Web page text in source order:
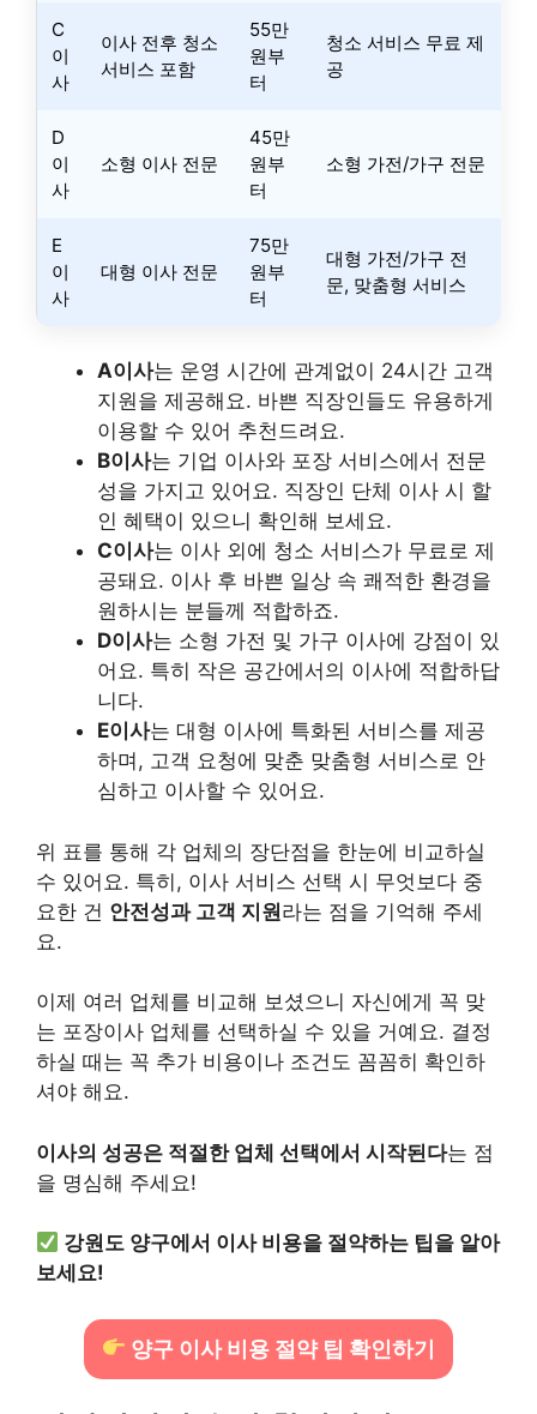
C
이
사
이사 전후 청소
서비스 포함
55만
원부
터
청소 서비스 무료 제
공
D
이
사
소형 이사 전문
45만
원부
터
소형 가전/가구 전문
E
이
사
대형 이사 전문
75만
원부
터
대형 가전/가구 전
문, 맞춤형 서비스
A이사는 운영 시간에 관계없이 24시간 고객
지원을 제공해요. 바쁜 직장인들도 유용하게
이용할 수 있어 추천드려요.
B이사는 기업 이사와 포장 서비스에서 전문
성을 가지고 있어요. 직장인 단체 이사 시 할
인 혜택이 있으니 확인해 보세요.
C이사는 이사 외에 청소 서비스가 무료로 제
공돼요. 이사 후 바쁜 일상 속 쾌적한 환경을
원하시는 분들께 적합하죠.
D이사는 소형 가전 및 가구 이사에 강점이 있
어요. 특히 작은 공간에서의 이사에 적합하답
니다.
E이사는 대형 이사에 특화된 서비스를 제공
하며, 고객 요청에 맞춘 맞춤형 서비스로 안
심하고 이사할 수 있어요.
위 표를 통해 각 업체의 장단점을 한눈에 비교하실
수 있어요. 특히, 이사 서비스 선택 시 무엇보다 중
요한 건 안전성과 고객 지원라는 점을 기억해 주세
요.
이제 여러 업체를 비교해 보셨으니 자신에게 꼭 맞
는 포장이사 업체를 선택하실 수 있을 거예요. 결정
하실 때는 꼭 추가 비용이나 조건도 꼼꼼히 확인하
셔야 해요.
이사의 성공은 적절한 업체 선택에서 시작된다는 점
을 명심해 주세요!
강원도 양구에서 이사 비용을 절약하는 팁을 알아
보세요!
양구 이사 비용 절약 팁 확인하기